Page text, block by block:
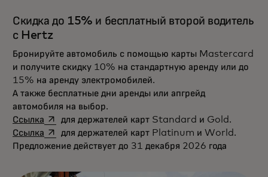
Скидка до 15% и бесплатный второй водитель
с Hertz
Бронируйте автомобиль с помощью карты Mastercard
и получите скидку 10% на стандартную аренду или до
15% на аренду электромобилей.
А также бесплатные дни аренды или апгрейд
автомобиля на выбор.
Ссылка opens in a new tab
для держателей карт Standard и Gold.
Ссылка opens in a new tab
для держателей карт Platinum и World.
Предложение действует до 31 декабря 2026 года